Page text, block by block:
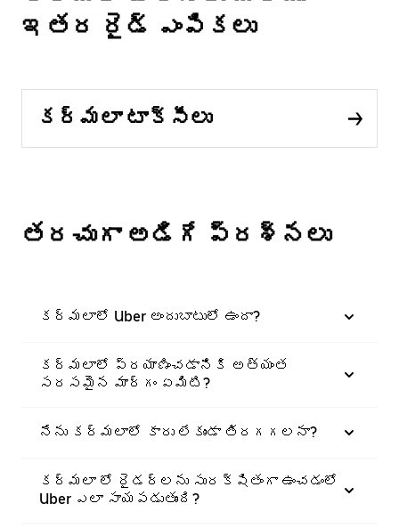
ఇతర రైడ్ ఎంపికలు
కర్మలా టాక్సీలు
తరచుగా అడిగే ప్రశ్నలు
కర్మలాలో Uber అందుబాటులో ఉందా?
కర్మలాలో ప్రయాణించడానికి అత్యంత
సరసమైన మార్గం ఏమిటి?
నేను కర్మలాలో కారు లేకుండా తిరగగలనా?
కర్మలా లో రైడర్‌లను సురక్షితంగా ఉంచడంలో
Uber ఎలా సాయపడుతుంది?